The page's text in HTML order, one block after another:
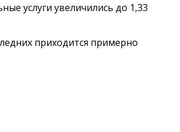
услуги увеличились до 1,33
приходится примерно